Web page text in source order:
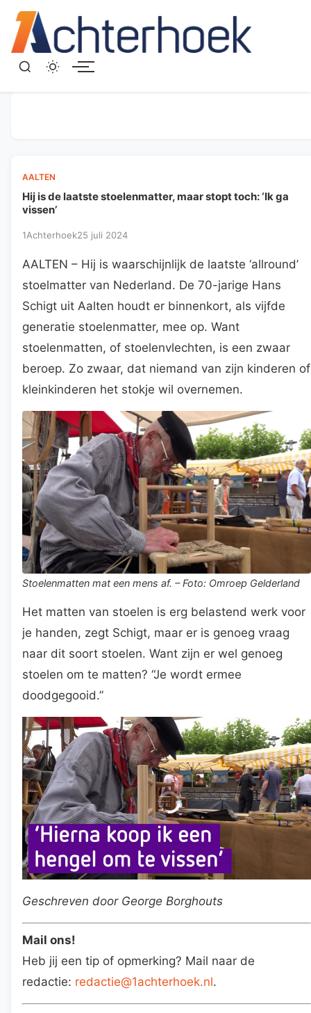
AALTEN
Hij is de laatste stoelenmatter, maar stopt toch: ‘Ik ga
vissen’
1Achterhoek25 juli 2024
AALTEN – Hij is waarschijnlijk de laatste ‘allround’
stoelmatter van Nederland. De 70-jarige Hans
Schigt uit Aalten houdt er binnenkort, als vijfde
generatie stoelenmatter, mee op. Want
stoelenmatten, of stoelenvlechten, is een zwaar
beroep. Zo zwaar, dat niemand van zijn kinderen of
kleinkinderen het stokje wil overnemen.
Stoelenmatten mat een mens af. – Foto: Omroep Gelderland
Het matten van stoelen is erg belastend werk voor
je handen, zegt Schigt, maar er is genoeg vraag
naar dit soort stoelen. Want zijn er wel genoeg
stoelen om te matten? “Je wordt ermee
doodgegooid.”
Geschreven door George Borghouts
Mail ons!
Heb jij een tip of opmerking? Mail naar de
redactie: redactie@1achterhoek.nl.